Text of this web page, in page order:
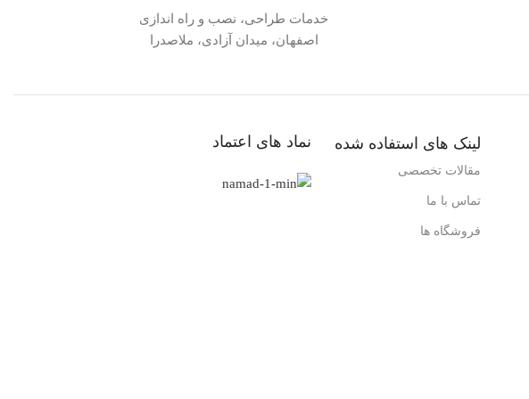
خدمات طراحی، نصب و راه اندازی
اصفهان، میدان آزادی، ملاصدرا
لینک های استفاده شده
مقالات تخصصی
تماس با ما
فروشگاه ها
نماد های اعتماد